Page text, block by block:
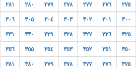
٢٧٥ ٢٧٦ ٢٧٧ ٢٧٨ ٢٧٩ ٢٨٠ ٢٨١
٣٠٠ ٣٠١ ٣٠٢ ٣٠٣ ٣٠٤ ٣٠٥ ٣٠٦
٣٢٥ ٣٢٦ ٣٢٧ ٣٢٨ ٣٢٩ ٣٣٠ ٣٣١
٣٥٠ ٣٥١ ٣٥٢ ٣٥٣ ٣٥٤ ٣٥٥ ٣٥٦
٣٧٥ ٣٧٦ ٣٧٧ ٣٧٨ ٣٧٩ ٣٨٠ ٣٨١